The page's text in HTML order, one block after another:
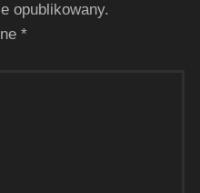
opublikowany.
*